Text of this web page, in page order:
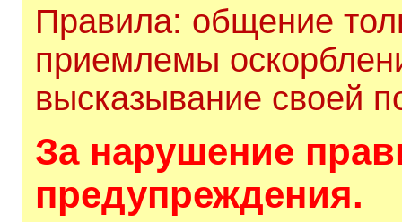
Правила: общение
приемлемы
высказывание своей
За нарушение
предупреждения.